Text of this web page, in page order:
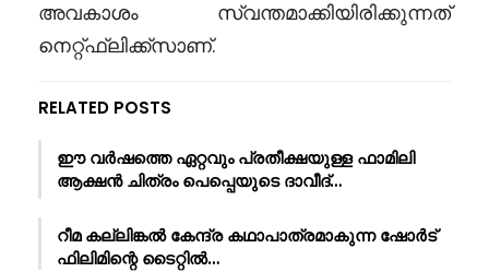
അവകാശം സ്വന്തമാക്കിയിരിക്കുന്നത്
നെറ്റ്ഫ്ലിക്ക്സാണ്.
RELATED POSTS
ഈ വർഷത്തെ ഏറ്റവും പ്രതീക്ഷയുള്ള ഫാമിലി
ആക്ഷൻ ചിത്രം പെപ്പെയുടെ ദാവീദ്…
റീമ കല്ലിങ്കൽ കേന്ദ്ര കഥാപാത്രമാകുന്ന ഷോർട്
ഫിലിമിന്റെ ടൈറ്റിൽ…